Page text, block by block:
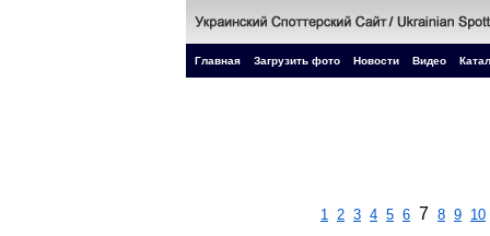
Главная Загрузить фото Новости Видео
1 2 3 4 5 6 7 8 9 10